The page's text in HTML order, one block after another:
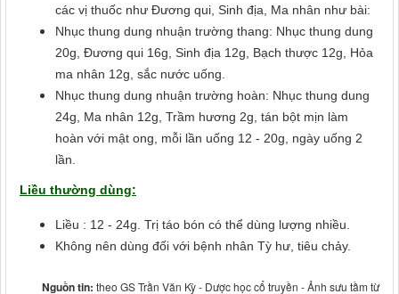
các vị thuốc như Đương qui, Sinh địa, Ma nhân như bài:
Nhục thung dung nhuận trường thang: Nhục thung dung
20g, Đương qui 16g, Sinh địa 12g, Bạch thược 12g, Hỏa
ma nhân 12g, sắc nước uống.
Nhục thung dung nhuận trường hoàn: Nhục thung dung
24g, Ma nhân 12g, Trầm hương 2g, tán bột mịn làm
hoàn với mật ong, mỗi lần uống 12 - 20g, ngày uống 2
lần.
Liều thường dùng:
Liều : 12 - 24g. Trị táo bón có thể dùng lượng nhiều.
Không nên dùng đối với bệnh nhân Tỳ hư, tiêu chảy.
Nguồn tin: theo GS Trần Văn Kỳ - Dược học cổ truyền - Ảnh sưu tầm từ